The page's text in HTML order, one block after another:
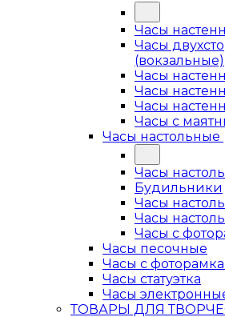
Часы
Часы
(вокзальные)
Часы
Часы
Часы
Часы с
Часы настольные
Часы
Будильники
Часы
Часы
Часы с
Часы песочные
Часы с
Часы статуэтка
Часы
ТОВАРЫ ДЛЯ